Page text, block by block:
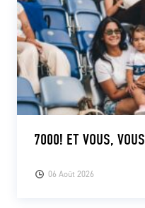
06 Août 2026
7000! ET VOUS,